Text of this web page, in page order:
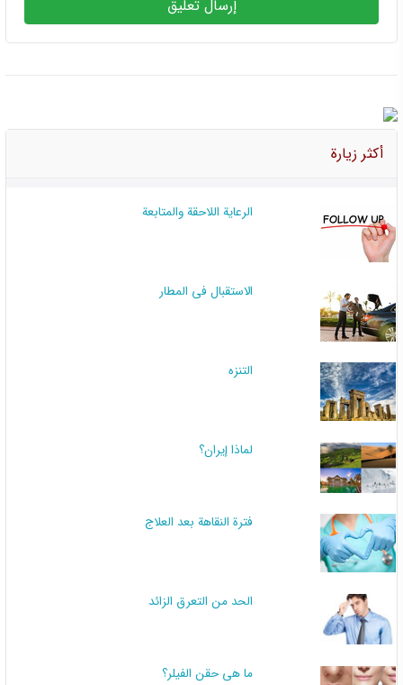
إرسال تعليق
أكثر زيارة
الرعاية اللاحقة والمتابعة
الاستقبال في المطار
التنزه
لماذا إيران؟
فترة النقاهة بعد العلاج
الحد من التعرق الزائد
ما هي حقن الفيلر؟